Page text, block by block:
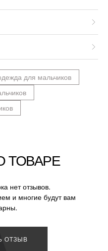
для мальчиков
ТОВАРЕ
нет отзывов.
и многие будут вам
ОТЗЫВ